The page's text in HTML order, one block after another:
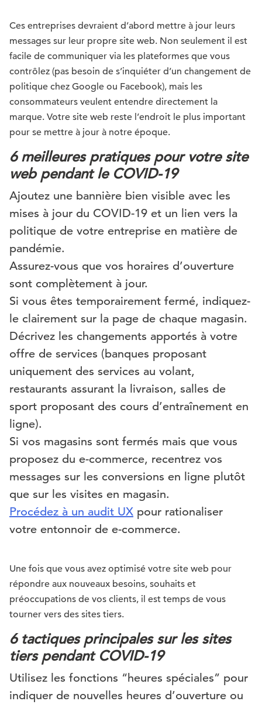
Ces entreprises devraient d’abord mettre à jour leurs
messages sur leur propre site web. Non seulement il est
facile de communiquer via les plateformes que vous
contrôlez (pas besoin de s’inquiéter d’un changement de
politique chez Google ou Facebook), mais les
consommateurs veulent entendre directement la
marque. Votre site web reste l’endroit le plus important
pour se mettre à jour à notre époque.
6 meilleures pratiques pour votre site
web pendant le COVID-19
Ajoutez une bannière bien visible avec les
mises à jour du COVID-19 et un lien vers la
politique de votre entreprise en matière de
pandémie.
Assurez-vous que vos horaires d’ouverture
sont complètement à jour.
Si vous êtes temporairement fermé, indiquez-
le clairement sur la page de chaque magasin.
Décrivez les changements apportés à votre
offre de services (banques proposant
uniquement des services au volant,
restaurants assurant la livraison, salles de
sport proposant des cours d’entraînement en
ligne).
Si vos magasins sont fermés mais que vous
proposez du e-commerce, recentrez vos
messages sur les conversions en ligne plutôt
que sur les visites en magasin.
Procédez à un audit UX pour rationaliser
votre entonnoir de e-commerce.
Une fois que vous avez optimisé votre site web pour
répondre aux nouveaux besoins, souhaits et
préoccupations de vos clients, il est temps de vous
tourner vers des sites tiers.
6 tactiques principales sur les sites
tiers pendant COVID-19
Utilisez les fonctions “heures spéciales” pour
indiquer de nouvelles heures d’ouverture ou